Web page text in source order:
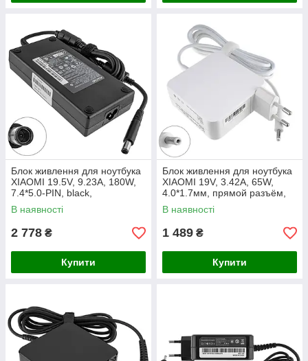
Блок живлення для ноутбука
XIAOMI 19.5V, 9.23A, 180W,
7.4*5.0-PIN, black,
RECTANGULAR
В наявності
2 778 ₴
Купити
Блок живлення для ноутбука
XIAOMI 19V, 3.42A, 65W,
4.0*1.7мм, прямой разъём,
квадратний, white (без
кабеля!)
В наявності
1 489 ₴
Купити